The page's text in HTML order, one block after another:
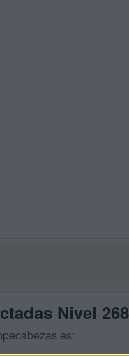
Nivel
es: